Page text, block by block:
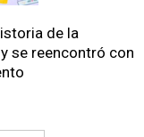
de la
se reencontró con